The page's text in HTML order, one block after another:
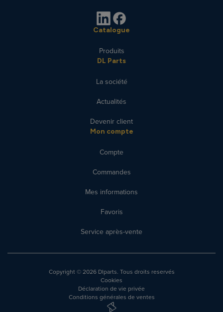
Catalogue
Produits
DL Parts
La société
Actualités
Devenir client
Mon compte
Compte
Commandes
Mes informations
Favoris
Service après-vente
Copyright© 2026 Dlparts. Tous droits reservés
Cookies
Déclaration de vie privée
Conditions générales de ventes